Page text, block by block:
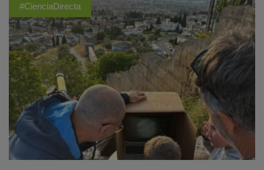
#CienciaDirecta